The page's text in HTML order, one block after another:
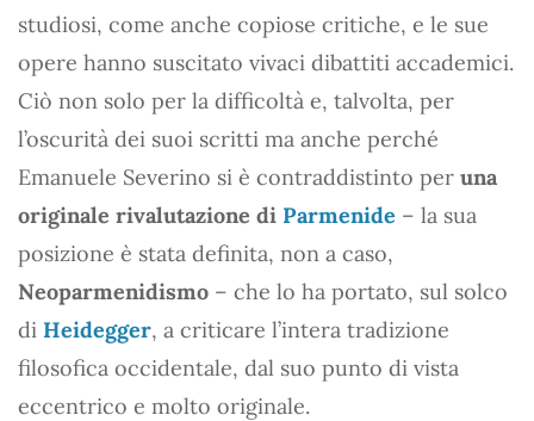
studiosi, come anche copiose critiche, e le sue
opere hanno suscitato vivaci dibattiti accademici.
Ciò non solo per la difficoltà e, talvolta, per
l’oscurità dei suoi scritti ma anche perché
Emanuele Severino si è contraddistinto per una
originale rivalutazione di Parmenide – la sua
posizione è stata definita, non a caso,
Neoparmenidismo – che lo ha portato, sul solco
di Heidegger, a criticare l’intera tradizione
filosofica occidentale, dal suo punto di vista
eccentrico e molto originale.